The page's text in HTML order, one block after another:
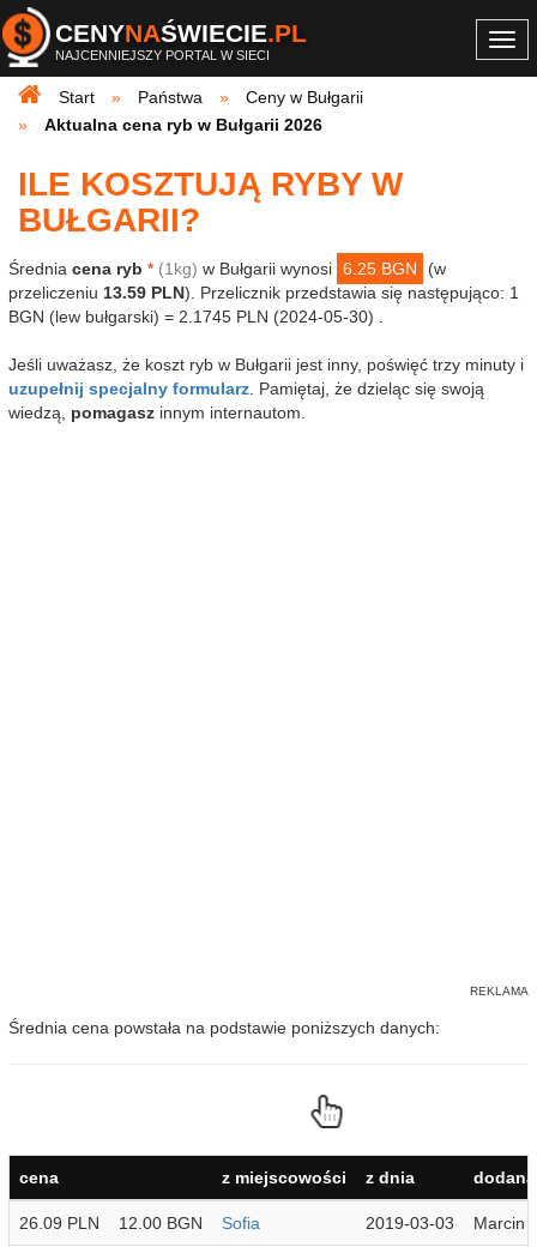
CENYNAŚWIECIE.PL
NAJCENNIEJSZY PORTAL W SIECI
Start
Państwa
Ceny w Bułgarii
Aktualna cena ryb w Bułgarii 2026
ILE KOSZTUJĄ RYBY W
BUŁGARII?
Średnia cena ryb * (1kg) w Bułgarii wynosi 6.25 BGN
(w
przeliczeniu 13.59 PLN). Przelicznik przedstawia się następująco: 1
BGN (lew bułgarski) = 2.1745 PLN (2024-05-30) .
Jeśli uważasz, że koszt ryb w Bułgarii jest inny, poświęć trzy minuty i
uzupełnij specjalny formularz . Pamiętaj, że dzieląc się swoją
wiedzą, pomagasz innym internautom.
Średnia cena powstała na podstawie poniższych danych:
cena z miejscowości z dnia
26.09 PLN 12.00 BGN Sofia 2019-03-03 Marcin